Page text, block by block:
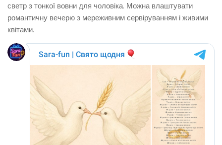
светр з тонкої вовни для чоловіка. Можна влаштувати
романтичну вечерю з мереживним сервіруванням і живими
квітами.